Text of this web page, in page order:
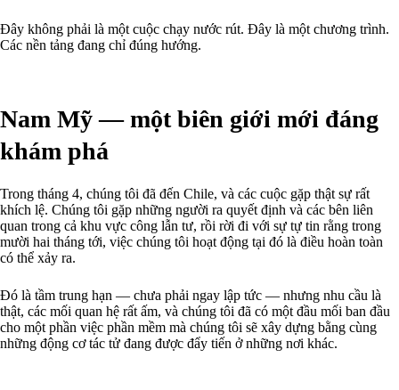
Đây không phải là một cuộc chạy nước rút. Đây là một chương trình.
Các nền tảng đang chỉ đúng hướng.
Nam Mỹ — một biên giới mới đáng
khám phá
Trong tháng 4, chúng tôi đã đến Chile, và các cuộc gặp thật sự rất
khích lệ. Chúng tôi gặp những người ra quyết định và các bên liên
quan trong cả khu vực công lẫn tư, rồi rời đi với sự tự tin rằng trong
mười hai tháng tới, việc chúng tôi hoạt động tại đó là điều hoàn toàn
có thể xảy ra.
Đó là tầm trung hạn — chưa phải ngay lập tức — nhưng nhu cầu là
thật, các mối quan hệ rất ấm, và chúng tôi đã có một đầu mối ban đầu
cho một phần việc phần mềm mà chúng tôi sẽ xây dựng bằng cùng
những động cơ tác tử đang được đẩy tiến ở những nơi khác.